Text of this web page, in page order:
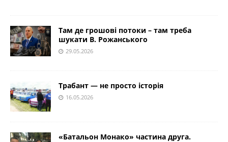
Там де грошові потоки – там треба
шукати В. Рожанського
29.05.2026
Трабант — не просто історія
16.05.2026
«Батальон Монако» частина друга.